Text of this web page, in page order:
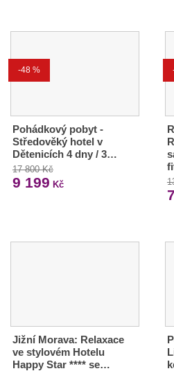
-48 %
Pohádkový pobyt -
Středověký hotel v
Dětenicích 4 dny / 3…
17 800 Kč
9 199 Kč
Jižní Morava: Relaxace
ve stylovém Hotelu
Happy Star **** se…